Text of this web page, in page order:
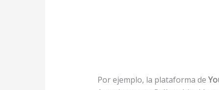
Por ejemplo, la plataforma de